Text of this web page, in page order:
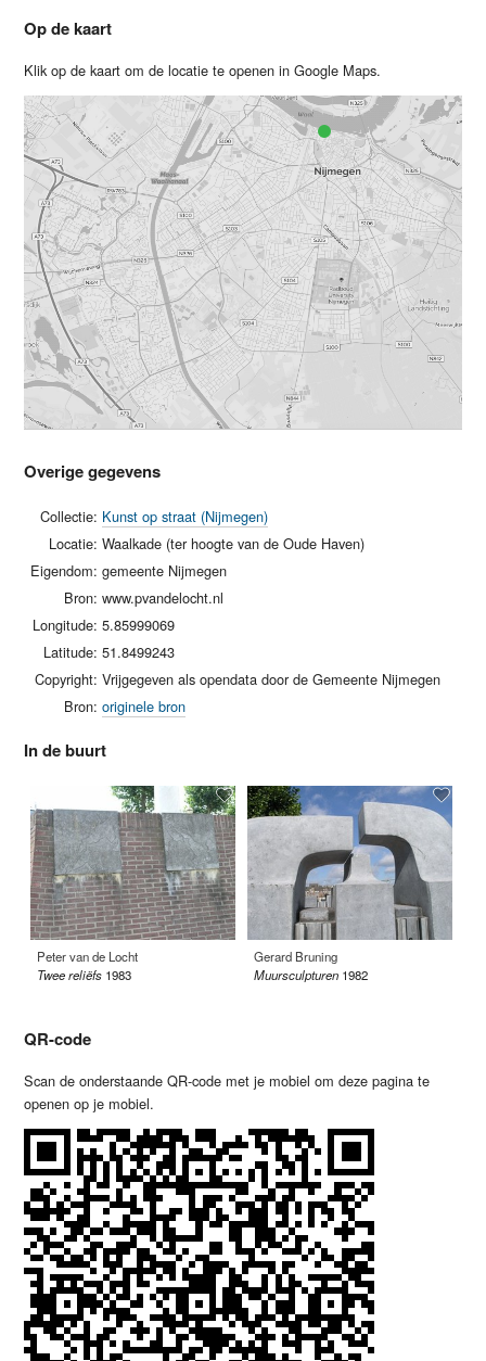
Op de kaart
Klik op de kaart om de locatie te openen in Google Maps.
Overige gegevens
Collectie: Kunst op straat (Nijmegen)
Locatie: Waalkade (ter hoogte van de Oude Haven)
Eigendom: gemeente Nijmegen
Bron: www.pvandelocht.nl
Longitude: 5.85999069
Latitude: 51.8499243
Copyright: Vrijgegeven als opendata door de Gemeente Nijmegen
Bron: originele bron
In de buurt
Peter van de Locht
Twee reliëfs 1983
Gerard Bruning
Muursculpturen 1982
QR-code
Scan de onderstaande QR-code met je mobiel om deze pagina te
openen op je mobiel.